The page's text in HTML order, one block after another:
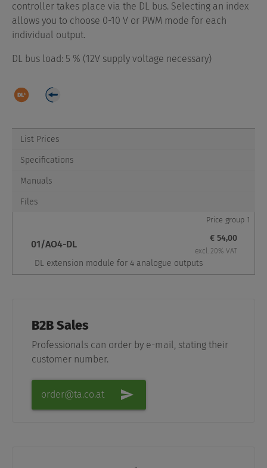
controller takes place via the DL bus. Selecting an index
allows you to choose 0-10 V or PWM mode for each
individual output.
DL bus load: 5 % (12V supply voltage necessary)
List Prices
Specifications
Manuals
Files
Price group 1
01/AO4-DL
DL extension module for 4 analogue outputs
€ 54,00
excl. 20% VAT
B2B Sales
Professionals can order by e-mail, stating their
customer number.
order@ta.co.at